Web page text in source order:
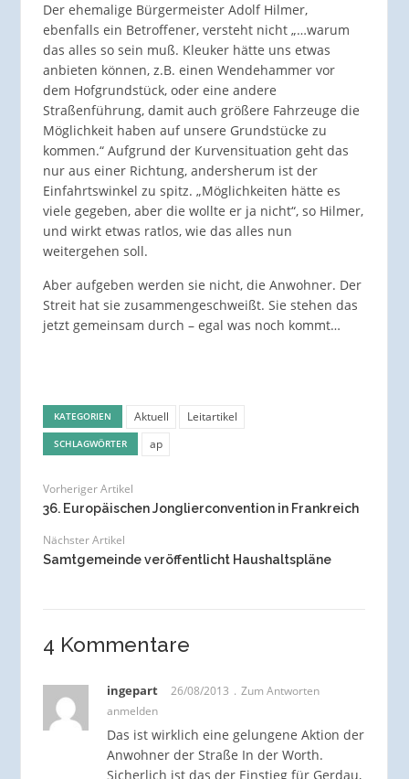
Der ehemalige Bürgermeister Adolf Hilmer,
ebenfalls ein Betroffener, versteht nicht „…warum
das alles so sein muß. Kleuker hätte uns etwas
anbieten können, z.B. einen Wendehammer vor
dem Hofgrundstück, oder eine andere
Straßenführung, damit auch größere Fahrzeuge die
Möglichkeit haben auf unsere Grundstücke zu
kommen.“ Aufgrund der Kurvensituation geht das
nur aus einer Richtung, andersherum ist der
Einfahrtswinkel zu spitz. „Möglichkeiten hätte es
viele gegeben, aber die wollte er ja nicht“, so Hilmer,
und wirkt etwas ratlos, wie das alles nun
weitergehen soll.
Aber aufgeben werden sie nicht, die Anwohner. Der
Streit hat sie zusammengeschweißt. Sie stehen das
jetzt gemeinsam durch – egal was noch kommt…
KATEGORIEN Aktuell Leitartikel
SCHLAGWÖRTER ap
Vorheriger Artikel
36. Europäischen Jonglierconvention in Frankreich
Nächster Artikel
Samtgemeinde veröffentlicht Haushaltspläne
4 Kommentare
ingepart 26/08/2013
Zum Antworten
anmelden
Das ist wirklich eine gelungene Aktion der
Anwohner der Straße In der Worth.
Sicherlich ist das der Einstieg für Gerdau,